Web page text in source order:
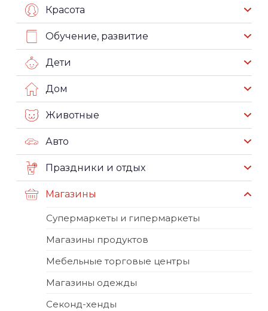
Красота
Обучение, развитие
Дети
Дом
Животные
Авто
Праздники и отдых
Магазины
Супермаркеты и гипермаркеты
Магазины продуктов
Мебельные торговые центры
Магазины одежды
Секонд-хенды